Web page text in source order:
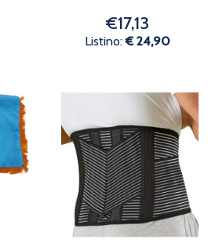
€17,13
Listino:€ 24,90